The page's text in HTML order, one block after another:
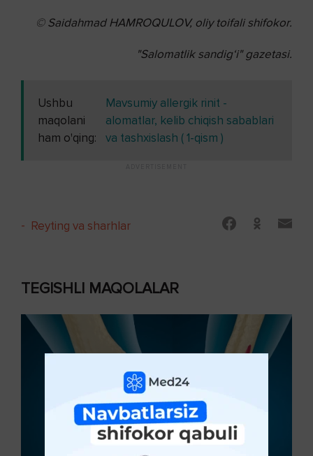
© Saidahmad HAMROQULOV, oliy toifali shifokor.
"Salomatlik sandig‘i" gazetasi.
Ushbu
maqolani
ham o'qing:
Mavsumiy allergik rinit -
alomatlar, kelib chiqish sabablari
va tashxislash ( 1-qism )
- Reyting va sharhlar
TEGISHLI MAQOLALAR